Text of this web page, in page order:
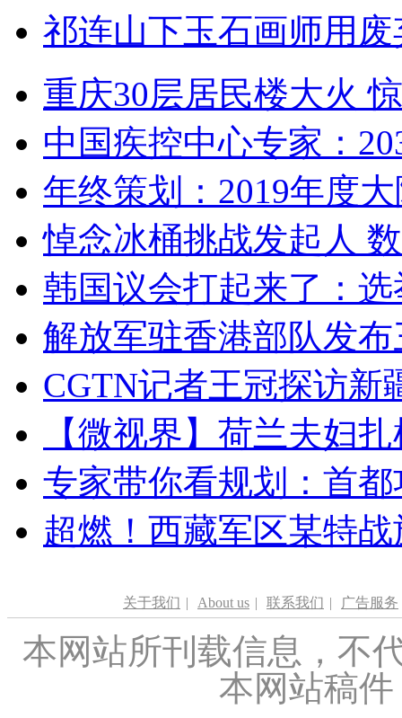
祁连山下玉石画师用
重庆30层居民楼大火
中国疾控中心专家：
年终策划：2019年度
悼念冰桶挑战发起人
韩国议会打起来了：
解放军驻香港部队发
CGTN记者王冠探访新
【微视界】荷兰夫妇
专家带你看规划：首
超燃！西藏军区某特
关于我们 | About us | 联系我们 | 广告服务
本网站所刊载信息，不
本网站稿